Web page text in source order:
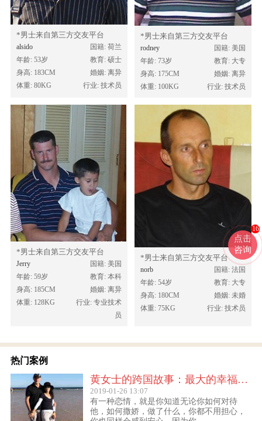
*男士来自第三方交友平台
alsido
国籍: 荷兰
年龄: 53岁
教育: 硕士
身高: 183CM
婚姻: 离异
体重: 80KG
行业: 技术员
*男士来自第三方交友平台
rodney
国籍: 美国
年龄: 73岁
教育: 大专
身高: 175CM
婚姻: 离异
体重: 100KG
行业: 技术员
*男士来自第三方交友平台
Jerry
国籍: 美国
年龄: 59岁
教育: 本科
身高: 185CM
婚姻: 离异
体重: 128KG
行业: 专业技术
员
*男士来自第三方交友平台
norb
国籍: 法国
年龄: 54岁
教育: 大专
身高: 180CM
婚姻: 未婚
体重: 75KG
行业: 技术员
热门案例
黄女士的跨国故事：最大的幸福便是有一个白马王子一直默默等着自己
2019-01-26 13:07
有一种恋情，就是你知道无论你如何对待
他，如何撒娇，做了什么，你都不用担心，
点击
咨询
16